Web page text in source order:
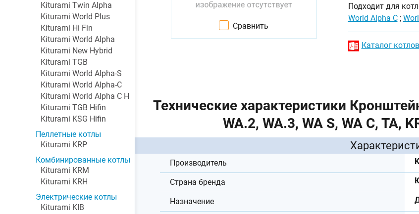
Сравнить
Подходит для
World Alpha C;
Каталог
Технические характеристики
WA.2, WA.3, WA S, WA C, TA,
Производитель
Страна бренда
Назначение
Kiturami Twin Alpha
Kiturami World Plus
Kiturami Hi Fin
Kiturami World Alpha
Kiturami New Hybrid
Kiturami TGB
Kiturami World Alpha-S
Kiturami World Alpha-C
Kiturami World Alpha C H
Kiturami TGB Hifin
Kiturami KSG Hifin
Пеллетные котлы
Kiturami KRP
Комбинированные котлы
Kiturami KRM
Kiturami KRH
Электрические котлы
Kiturami KIB